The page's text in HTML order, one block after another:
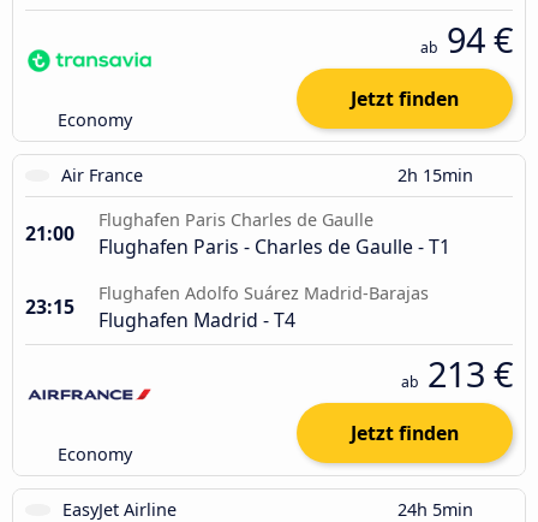
Economy
ab 94 €
Jetzt finden
Air France 2h 15min
21:00
Flughafen Paris Charles de Gaulle
Flughafen Paris - Charles de Gaulle - T1
23:15
Flughafen Adolfo Suárez Madrid-Barajas
Flughafen Madrid - T4
Economy
ab 213 €
Jetzt finden
EasyJet Airline 24h 5min